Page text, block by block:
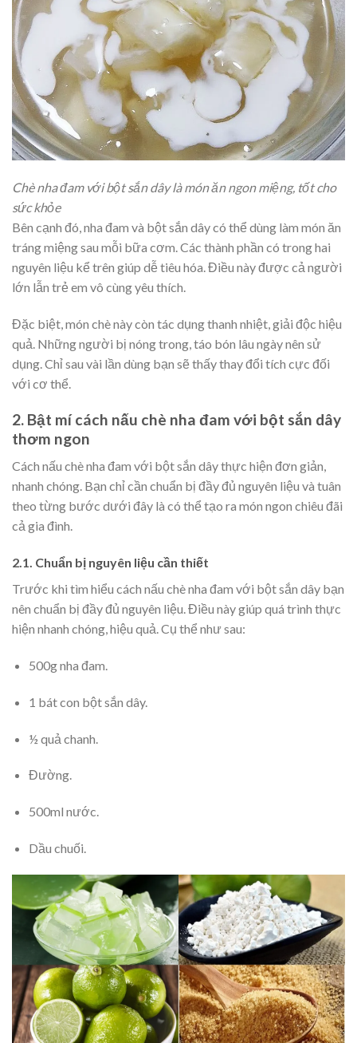
Chè nha đam với bột sắn dây là món ăn ngon miệng, tốt cho
sức khỏe
Bên cạnh đó, nha đam và bột sắn dây có thể dùng làm món ăn
tráng miệng sau mỗi bữa cơm. Các thành phần có trong hai
nguyên liệu kể trên giúp dễ tiêu hóa. Điều này được cả người
lớn lẫn trẻ em vô cùng yêu thích.
Đặc biệt, món chè này còn tác dụng thanh nhiệt, giải độc hiệu
quả. Những người bị nóng trong, táo bón lâu ngày nên sử
dụng. Chỉ sau vài lần dùng bạn sẽ thấy thay đổi tích cực đối
với cơ thể.
2. Bật mí cách nấu chè nha đam với bột sắn dây
thơm ngon
Cách nấu chè nha đam với bột sắn dây thực hiện đơn giản,
nhanh chóng. Bạn chỉ cần chuẩn bị đầy đủ nguyên liệu và tuân
theo từng bước dưới đây là có thể tạo ra món ngon chiêu đãi
cả gia đình.
2.1. Chuẩn bị nguyên liệu cần thiết
Trước khi tìm hiểu cách nấu chè nha đam với bột sắn dây bạn
nên chuẩn bị đầy đủ nguyên liệu. Điều này giúp quá trình thực
hiện nhanh chóng, hiệu quả. Cụ thể như sau:
500g nha đam.
1 bát con bột sắn dây.
½ quả chanh.
Đường.
500ml nước.
Dầu chuối.